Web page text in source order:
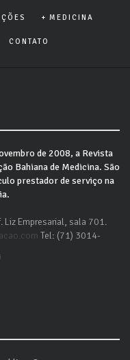
+ MEDICINA
CONTATO
de 2008, a Revista
Bahiana de Medicina. São
prestador de serviço na
Liz Empresarial, sala 701.
Tel: (71) 3014-